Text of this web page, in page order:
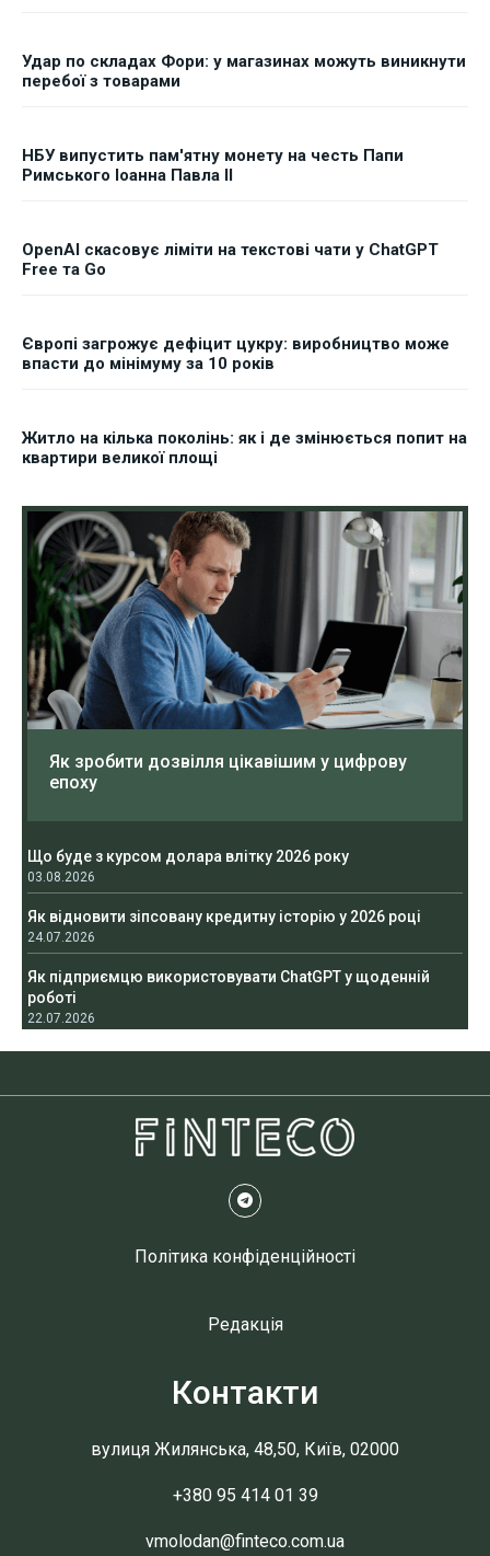
Удар по складах Фори: у магазинах можуть виникнути
перебої з товарами
НБУ випустить пам'ятну монету на честь Папи
Римського Іоанна Павла II
OpenAI скасовує ліміти на текстові чати у ChatGPT
Free та Go
Європі загрожує дефіцит цукру: виробництво може
впасти до мінімуму за 10 років
Житло на кілька поколінь: як і де змінюється попит на
квартири великої площі
Як зробити дозвілля цікавішим у цифрову
епоху
Що буде з курсом долара влітку 2026 року
03.08.2026
Як відновити зіпсовану кредитну історію у 2026 році
24.07.2026
Як підприємцю використовувати ChatGPT у щоденній
роботі
22.07.2026
Політика конфіденційності
Редакція
Контакти
вулиця Жилянська, 48,50, Київ, 02000
+380 95 414 01 39
vmolodan@finteco.com.ua